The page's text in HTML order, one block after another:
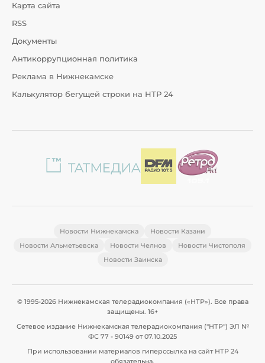
Карта сайта
RSS
Документы
Антикоррупционная политика
Реклама в Нижнекамске
Калькулятор бегущей строки на НТР 24
Новости Нижнекамска
Новости Казани
Новости Альметьевска
Новости Челнов
Новости Чистополя
Новости Заинска
© 1995-2026 Нижнекамская телерадиокомпания («НТР»). Все права
защищены. 16+
Сетевое издание Нижнекамская телерадиокомпания ("НТР") ЭЛ №
ФС 77 - 90149 от 07.10.2025
При использовании материалов гиперссылка на сайт НТР 24
обязательна.